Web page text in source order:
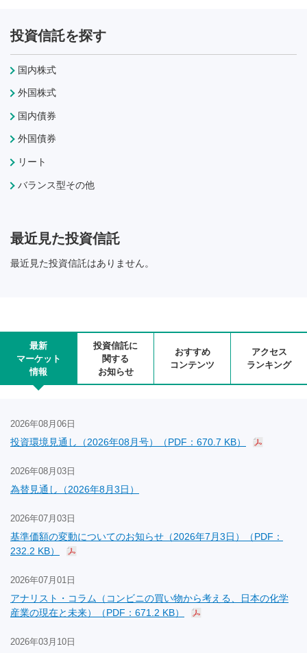
投資信託を探す
国内株式
外国株式
国内債券
外国債券
リート
バランス型その他
最近見た投資信託
最近見た投資信託はありません。
最新
マーケット
情報
投資信託に
関する
お知らせ
おすすめ
コンテンツ
アクセス
ランキング
2026年08月06日
投資環境見通し（2026年08月号）（PDF：670.7 KB）
2026年08月03日
為替見通し（2026年8月3日）
2026年07月03日
基準価額の変動についてのお知らせ（2026年7月3日）（PDF：
232.2 KB）
2026年07月01日
アナリスト・コラム（コンビニの買い物から考える、日本の化学
産業の現在と未来）（PDF：671.2 KB）
2026年03月10日